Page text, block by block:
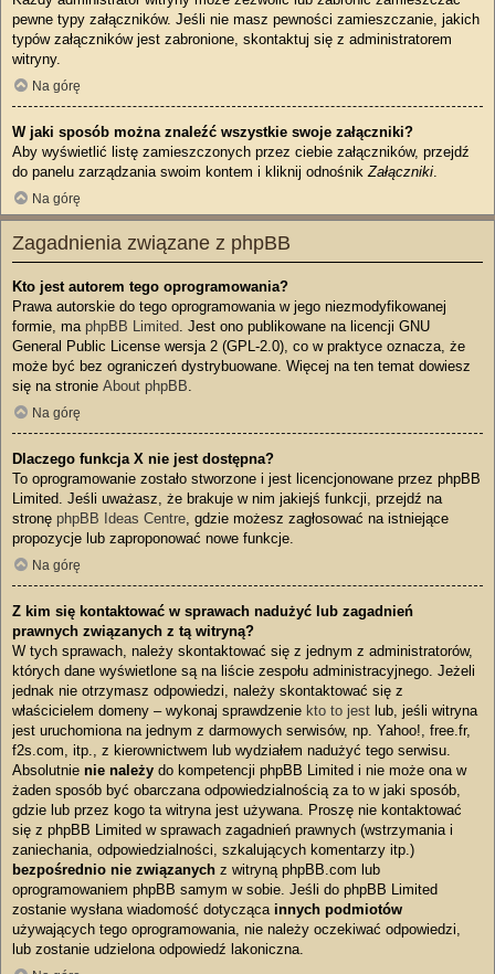
pewne typy załączników. Jeśli nie masz pewności zamieszczanie, jakich
typów załączników jest zabronione, skontaktuj się z administratorem
witryny.
Na górę
W jaki sposób można znaleźć wszystkie swoje załączniki?
Aby wyświetlić listę zamieszczonych przez ciebie załączników, przejdź
do panelu zarządzania swoim kontem i kliknij odnośnikZałączniki.
Na górę
Zagadnienia związane z phpBB
Kto jest autorem tego oprogramowania?
Prawa autorskie do tego oprogramowania w jego niezmodyfikowanej
formie, ma phpBB Limited. Jest ono publikowane na licencji GNU
General Public License wersja 2 (GPL-2.0), co w praktyce oznacza, że
może być bez ograniczeń dystrybuowane. Więcej na ten temat dowiesz
się na stronie About phpBB.
Na górę
Dlaczego funkcja X nie jest dostępna?
To oprogramowanie zostało stworzone i jest licencjonowane przez phpBB
Limited. Jeśli uważasz, że brakuje w nim jakiejś funkcji, przejdź na
stronę phpBB Ideas Centre, gdzie możesz zagłosować na istniejące
propozycje lub zaproponować nowe funkcje.
Na górę
Z kim się kontaktować w sprawach nadużyć lub zagadnień
prawnych związanych z tą witryną?
W tych sprawach, należy skontaktować się z jednym z administratorów,
których dane wyświetlone są na liście zespołu administracyjnego. Jeżeli
jednak nie otrzymasz odpowiedzi, należy skontaktować się z
właścicielem domeny – wykonaj sprawdzenie kto to jest lub, jeśli witryna
jest uruchomiona na jednym z darmowych serwisów, np. Yahoo!, free.fr,
f2s.com, itp., z kierownictwem lub wydziałem nadużyć tego serwisu.
Absolutnie nie należy do kompetencji phpBB Limited i nie może ona w
żaden sposób być obarczana odpowiedzialnością za to w jaki sposób,
gdzie lub przez kogo ta witryna jest używana. Proszę nie kontaktować
się z phpBB Limited w sprawach zagadnień prawnych (wstrzymania i
zaniechania, odpowiedzialności, szkalujących komentarzy itp.)
bezpośrednio nie związanych z witryną phpBB.com lub
oprogramowaniem phpBB samym w sobie. Jeśli do phpBB Limited
zostanie wysłana wiadomość dotycząca innych podmiotów
używających tego oprogramowania, nie należy oczekiwać odpowiedzi,
lub zostanie udzielona odpowiedź lakoniczna.